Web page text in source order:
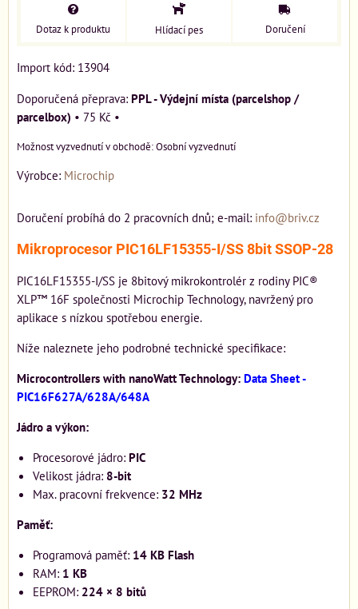
Dotaz k produktu Hlídací pes Doručení
Import kód: 13904
PPL - Výdejní místa (parcelshop /
parcelbox) • 75 Kč •
Osobní vyzvednutí
Výrobce: Microchip
Doručení probíhá do 2 pracovních dnů; e-mail: info@briv.cz
Mikroprocesor PIC16LF15355-I/SS 8bit SSOP-28
PIC16LF15355-I/SS je 8bitový mikrokontrolér z rodiny PIC®
XLP™ 16F společnosti Microchip Technology, navržený pro
aplikace s nízkou spotřebou energie.
Níže naleznete jeho podrobné technické specifikace:
Microcontrollers with nanoWatt Technology: Data Sheet -
PIC16F627A/628A/648A
Jádro a výkon:
Procesorové jádro: PIC
Velikost jádra: 8-bit
Max. pracovní frekvence: 32 MHz
Paměť:
Programová paměť: 14 KB Flash
RAM: 1 KB
EEPROM: 224 × 8 bitů